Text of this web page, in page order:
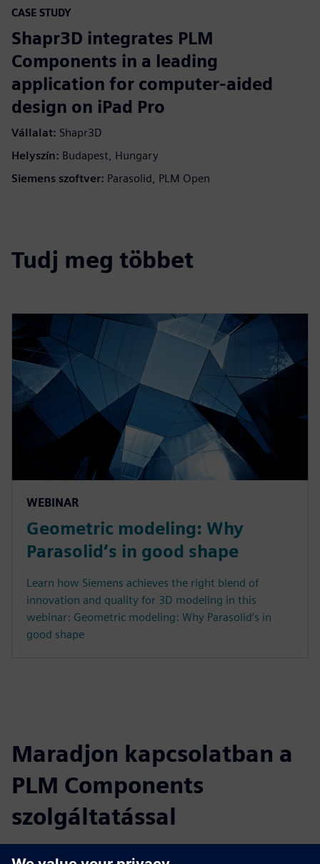
CASE STUDY
Shapr3D integrates PLM
Components in a leading
application for computer-aided
design on iPad Pro
Vállalat: Shapr3D
Helyszín: Budapest, Hungary
Siemens szoftver: Parasolid, PLM Open
Tudj meg többet
WEBINAR
Geometric modeling: Why
Parasolid’s in good shape
Learn how Siemens achieves the right blend of
innovation and quality for 3D modeling in this
webinar: Geometric modeling: Why Parasolid’s in
good shape
Maradjon kapcsolatban a
PLM Components
szolgáltatással